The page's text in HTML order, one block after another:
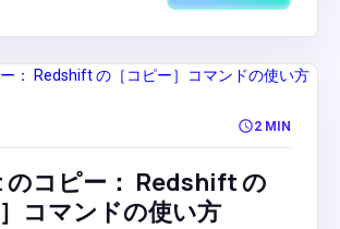
2 MIN
コピー： Redshift の
］コマンドの使い方